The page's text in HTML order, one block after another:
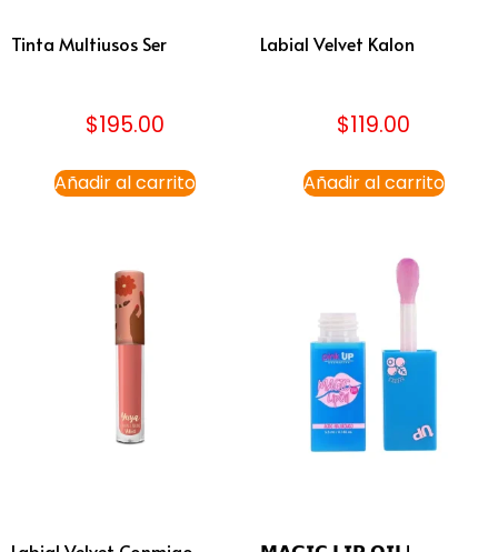
Tinta Multiusos Ser
$195.00
Añadir al carrito
Labial Velvet Kalon
$119.00
Añadir al carrito